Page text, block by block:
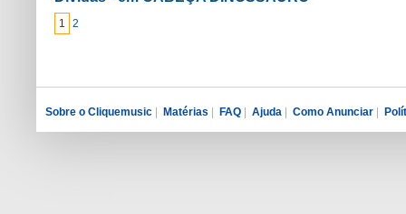
1 2
Sobre o Cliquemusic | Matérias | FAQ | Ajuda | Como Anunciar |